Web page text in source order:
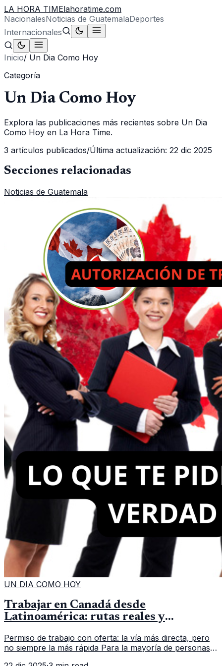
LA HORA TIMElahoratime.com
NacionalesNoticias de GuatemalaDeportes
Internacionales
Inicio/ Un Dia Como Hoy
Categoría
Un Dia Como Hoy
Explora las publicaciones más recientes sobre Un Dia
Como Hoy en La Hora Time.
3 artículos publicados/Última actualización: 22 dic 2025
Secciones relacionadas
Noticias de Guatemala
UN DIA COMO HOY
Trabajar en Canadá desde
Latinoamérica: rutas reales y
Permiso de trabajo con oferta: la vía más directa, pero
no siempre la más rápida Para la mayoría de personas